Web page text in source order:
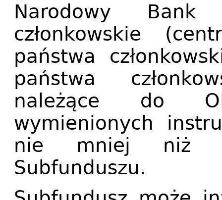
Narodowy
członkowskie
państwa
państwa
należące do
wymienionych
nie mniej niż
Subfunduszu.